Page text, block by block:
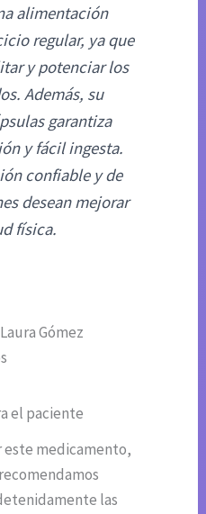
alimentación
regular, ya que
y potenciar los
Además, su
garantiza
y fácil ingesta.
confiable y de
desean mejorar
física.
Gómez
el paciente
este medicamento,
las